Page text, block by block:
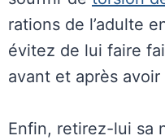
rations de l’adulte
évitez de lui faire
avant et après avoir
Enfin, retirez-lui sa